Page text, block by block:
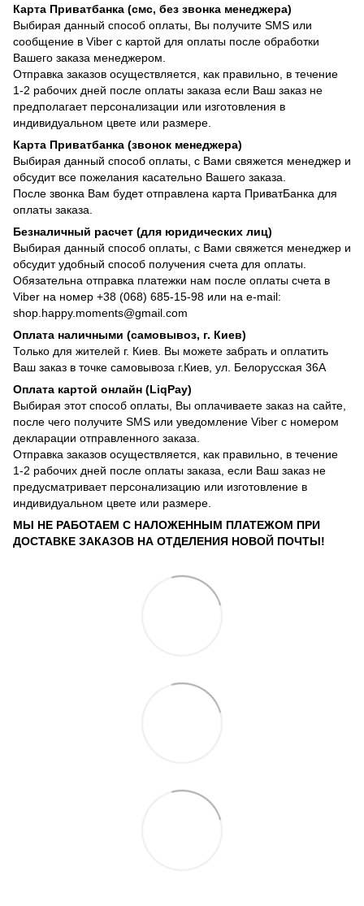
Карта Приватбанка (смс, без звонка менеджера)
Выбирая данный способ оплаты, Вы получите SMS или
сообщение в Viber с картой для оплаты после обработки
Вашего заказа менеджером.
Отправка заказов осуществляется, как правильно, в течение
1-2 рабочих дней после оплаты заказа если Ваш заказ не
предполагает персонализации или изготовления в
индивидуальном цвете или размере.
Карта Приватбанка (звонок менеджера)
Выбирая данный способ оплаты, с Вами свяжется менеджер и
обсудит все пожелания касательно Вашего заказа.
После звонка Вам будет отправлена карта ПриватБанка для
оплаты заказа.
Безналичный расчет (для юридических лиц)
Выбирая данный способ оплаты, с Вами свяжется менеджер и
обсудит удобный способ получения счета для оплаты.
Обязательна отправка платежки нам после оплаты счета в
Viber на номер +38 (068) 685-15-98 или на e-mail:
shop.happy.moments@gmail.com
Оплата наличными (самовывоз, г. Киев)
Только для жителей г. Киев. Вы можете забрать и оплатить
Ваш заказ в точке самовывоза г.Киев, ул. Белорусская 36А
Оплата картой онлайн (LiqPay)
Выбирая этот способ оплаты, Вы оплачиваете заказ на сайте,
после чего получите SMS или уведомление Viber с номером
декларации отправленного заказа.
Отправка заказов осуществляется, как правильно, в течение
1-2 рабочих дней после оплаты заказа, если Ваш заказ не
предусматривает персонализацию или изготовление в
индивидуальном цвете или размере.
МЫ НЕ РАБОТАЕМ С НАЛОЖЕННЫМ ПЛАТЕЖОМ ПРИ
ДОСТАВКЕ ЗАКАЗОВ НА ОТДЕЛЕНИЯ НОВОЙ ПОЧТЫ!